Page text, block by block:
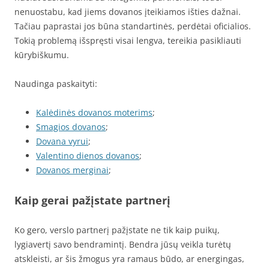
nenuostabu, kad jiems dovanos įteikiamos išties dažnai.
Tačiau paprastai jos būna standartinės, perdėtai oficialios.
Tokią problemą išspręsti visai lengva, tereikia pasikliauti
kūrybiškumu.
Naudinga paskaityti:
Kalėdinės dovanos moterims;
Smagios dovanos;
Dovana vyrui;
Valentino dienos dovanos;
Dovanos merginai;
Kaip gerai pažįstate partnerį
Ko gero, verslo partnerį pažįstate ne tik kaip puikų,
lygiavertį savo bendramintį. Bendra jūsų veikla turėtų
atskleisti, ar šis žmogus yra ramaus būdo, ar energingas,